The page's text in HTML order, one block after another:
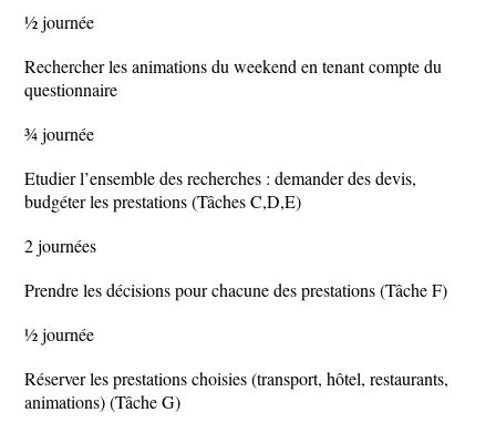
½ journée
Rechercher les animations du weekend en tenant compte du
questionnaire
¾ journée
Etudier l’ensemble des recherches : demander des devis,
budgéter les prestations (Tâches C,D,E)
2 journées
Prendre les décisions pour chacune des prestations (Tâche F)
½ journée
Réserver les prestations choisies (transport, hôtel, restaurants,
animations) (Tâche G)